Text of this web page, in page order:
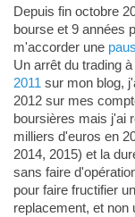
Depuis fin octobre
bourse et 9 années
m'accorder une
Un arrêt du trading
2011 sur mon blog,
2012 sur mes
boursières mais j'ai
milliers d'euros en
2014, 2015) et la
sans faire
pour faire fructifier
replacement, et non